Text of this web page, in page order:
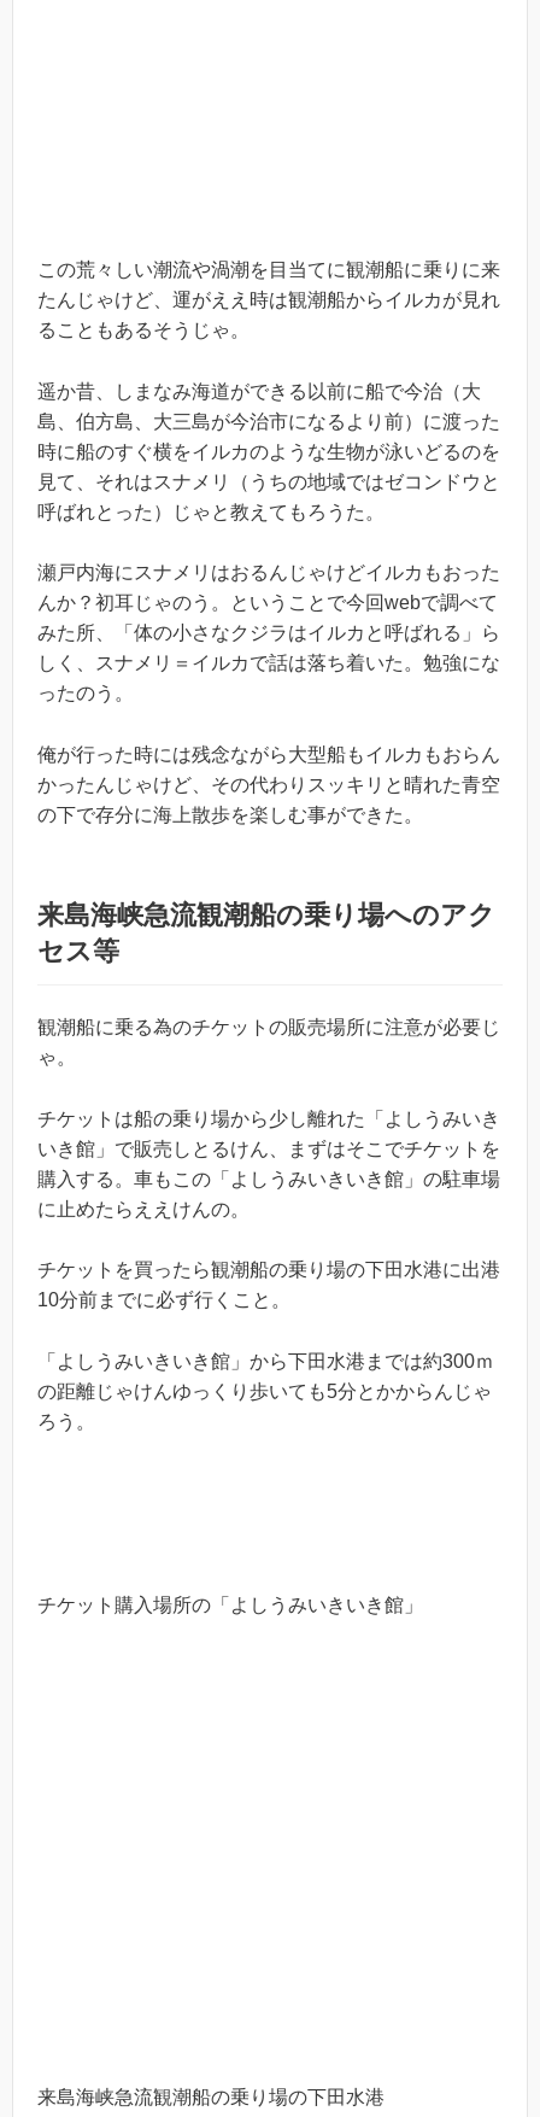
この荒々しい潮流や渦潮を目当てに観潮船に乗りに来
たんじゃけど、運がええ時は観潮船からイルカが見れ
ることもあるそうじゃ。
遥か昔、しまなみ海道ができる以前に船で今治（大
島、伯方島、大三島が今治市になるより前）に渡った
時に船のすぐ横をイルカのような生物が泳いどるのを
見て、それはスナメリ（うちの地域ではゼコンドウと
呼ばれとった）じゃと教えてもろうた。
瀬戸内海にスナメリはおるんじゃけどイルカもおった
んか？初耳じゃのう。ということで今回webで調べて
みた所、「体の小さなクジラはイルカと呼ばれる」ら
しく、スナメリ＝イルカで話は落ち着いた。勉強にな
ったのう。
俺が行った時には残念ながら大型船もイルカもおらん
かったんじゃけど、その代わりスッキリと晴れた青空
の下で存分に海上散歩を楽しむ事ができた。
来島海峡急流観潮船の乗り場へのアク
セス等
観潮船に乗る為のチケットの販売場所に注意が必要じ
ゃ。
チケットは船の乗り場から少し離れた「よしうみいき
いき館」で販売しとるけん、まずはそこでチケットを
購入する。車もこの「よしうみいきいき館」の駐車場
に止めたらええけんの。
チケットを買ったら観潮船の乗り場の下田水港に出港
10分前までに必ず行くこと。
「よしうみいきいき館」から下田水港までは約300ｍ
の距離じゃけんゆっくり歩いても5分とかからんじゃ
ろう。
チケット購入場所の「よしうみいきいき館」
来島海峡急流観潮船の乗り場の下田水港